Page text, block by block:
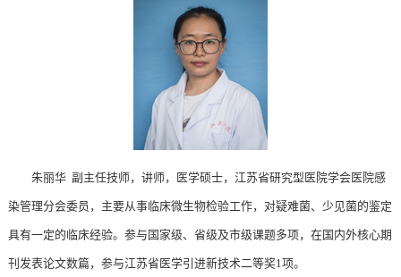
朱丽华 副主任技师，讲师，医学硕士，江苏省研究型医院学会医院感
染管理分会委员，主要从事临床微生物检验工作，对疑难菌、少见菌的鉴定
具有一定的临床经验。参与国家级、省级及市级课题多项，在国内外核心期
刊发表论文数篇，参与江苏省医学引进新技术二等奖1项。